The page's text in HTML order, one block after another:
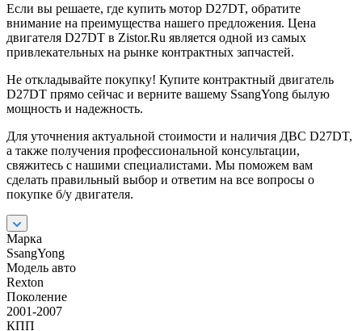
Если вы решаете, где купить мотор D27DT, обратите
внимание на преимущества нашего предложения. Цена
двигателя D27DT в Zistor.Ru является одной из самых
привлекательных на рынке контрактных запчастей.
Не откладывайте покупку! Купите контрактный двигатель
D27DT прямо сейчас и верните вашему SsangYong былую
мощность и надежность.
Для уточнения актуальной стоимости и наличия ДВС D27DT,
а также получения профессиональной консультации,
свяжитесь с нашими специалистами. Мы поможем вам
сделать правильный выбор и ответим на все вопросы о
покупке б/у двигателя.
Марка
SsangYong
Модель авто
Rexton
Поколение
2001-2007
КПП